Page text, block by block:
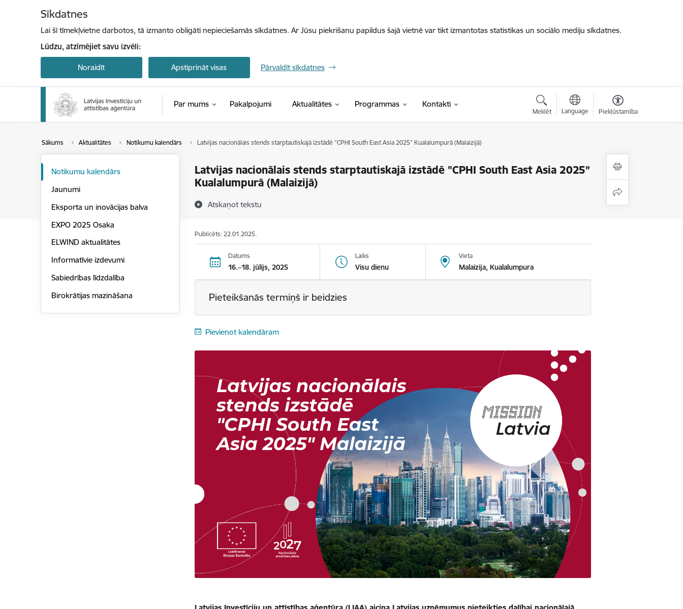
Sīkdatnes
Lai šī tīmekļvietne darbotos, tā izmanto obligāti nepieciešamās sīkdatnes. Ar Jūsu piekrišanu papildus šajā vietnē var tikt izmantotas statistikas un sociālo mediju sīkdatnes.
Lūdzu, atzīmējiet savu izvēli:
Noraidīt Apstiprināt visas Pārvaldīt sīkdatnes
Par mums Pakalpojumi Aktualitātes Programmas Kontakti
Meklēt Language Piekļūstamība
Sākums Aktualitātes Notikumu kalendārs Latvijas nacionālais stends starptautiskajā izstādē "CPHI South East Asia 2025” Kualalumpurā (Malaizijā)
Latvijas nacionālais stends starptautiskajā izstādē "CPHI South East Asia 2025”
Kualalumpurā (Malaizijā)
Atskaņot tekstu
Notikumu kalendārs
Jaunumi
Eksporta un inovācijas balva
EXPO 2025 Osaka
ELWIND aktualitātes
Informatīvie izdevumi
Sabiedrības līdzdalība
Birokrātijas mazināšana
Publicēts: 22.01.2025.
Datums
16.–18. jūlijs, 2025
Laiks
Visu dienu
Vieta
Malaizija, Kualalumpura
Pieteikšanās termiņš ir beidzies
Pievienot kalendāram